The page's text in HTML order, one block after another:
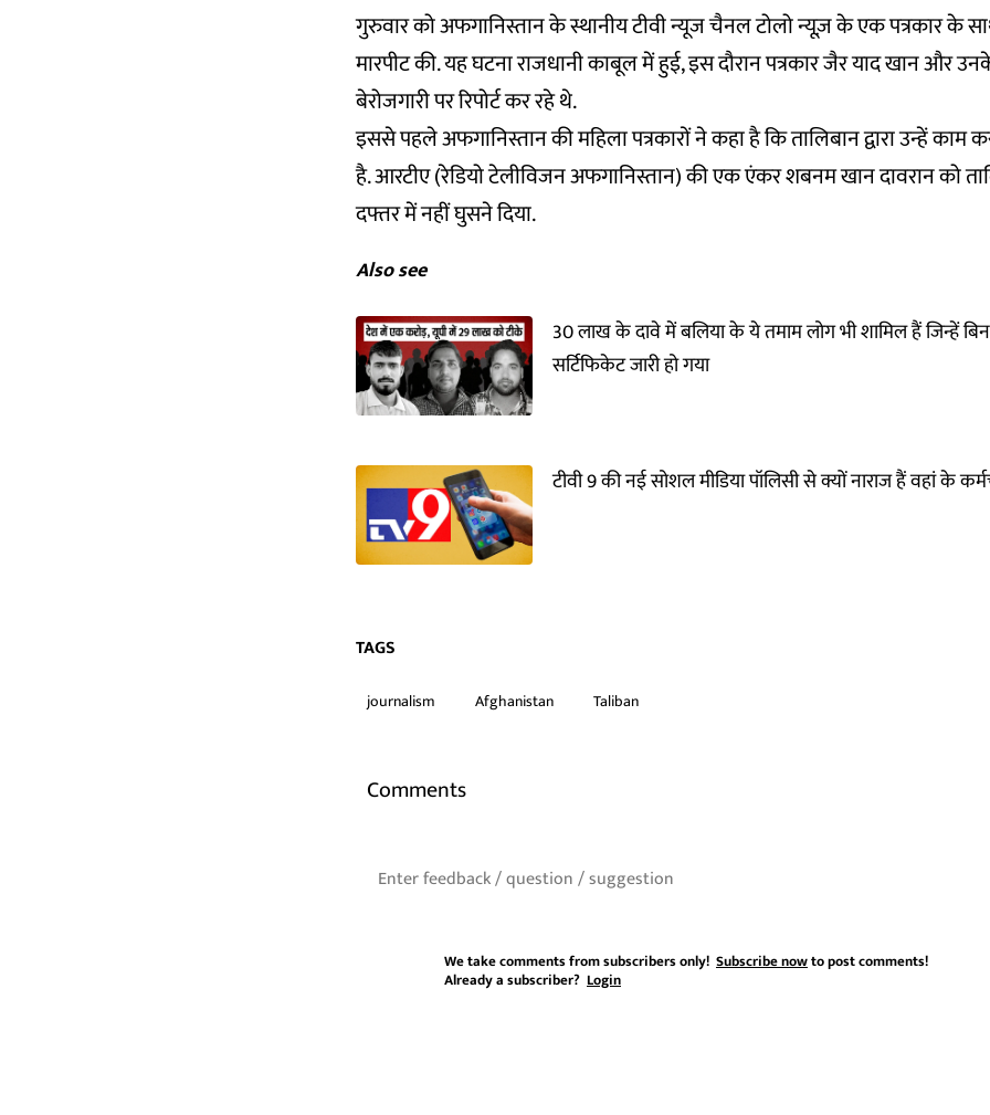
गुरुवार को अफगानिस्तान के स्थानीय टीवी न्यूज चैनल टोलो न्यूज़ के एक पत्रकार के
मारपीट की. यह घटना राजधानी काबूल में हुई, इस दौरान पत्रकार जैर याद खान और
बेरोजगारी पर रिपोर्ट कर रहे थे.
इससे पहले अफगानिस्तान की महिला पत्रकारों ने कहा है कि तालिबान द्वारा उन्हें काम
है. आरटीए (रेडियो टेलीविजन अफगानिस्तान) की एक एंकर शबनम खान दावरान को
दफ्तर में नहीं घुसने दिया.
Also see
30 लाख के दावे में बलिया के ये तमाम लोग भी शामिल हैं जिन्हें
सर्टिफिकेट जारी हो गया
टीवी 9 की नई सोशल मीडिया पॉलिसी से क्यों नाराज हैं वहां के
TAGS
journalism Afghanistan Taliban
Comments
We take comments from subscribers only! Subscribe nowto post comments!
Already a subscriber? Login